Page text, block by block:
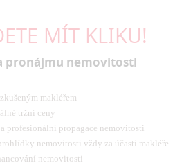
MÍT KLIKU!
pronájmu nemovitosti
makléřem
tržní ceny
profesionální propagace nemovitosti
nemovitosti vždy za účasti makléře
nemovitosti